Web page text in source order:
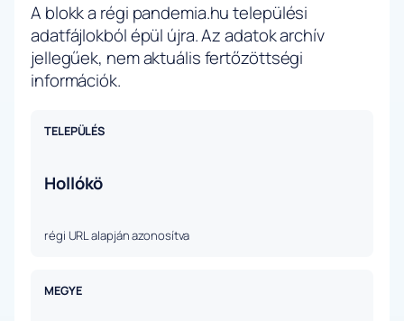
A blokk a régi pandemia.hu települési
adatfájlokból épül újra. Az adatok archív
jellegűek, nem aktuális fertőzöttségi
információk.
TELEPÜLÉS
Hollókö
régi URL alapján azonosítva
MEGYE